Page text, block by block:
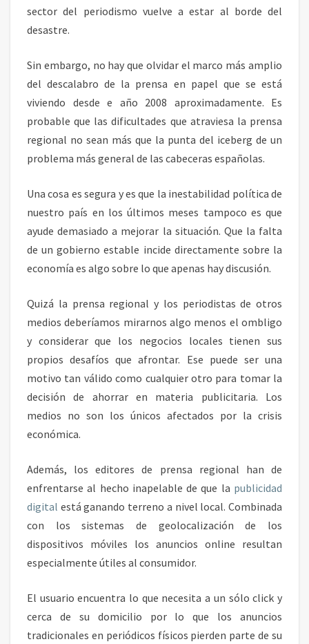
sector del periodismo vuelve a estar al borde del
desastre.
Sin embargo, no hay que olvidar el marco más amplio
del descalabro de la prensa en papel que se está
viviendo desde e año 2008 aproximadamente. Es
probable que las dificultades que atraviesa la prensa
regional no sean más que la punta del iceberg de un
problema más general de las cabeceras españolas.
Una cosa es segura y es que la inestabilidad política de
nuestro país en los últimos meses tampoco es que
ayude demasiado a mejorar la situación. Que la falta
de un gobierno estable incide directamente sobre la
economía es algo sobre lo que apenas hay discusión.
Quizá la prensa regional y los periodistas de otros
medios deberíamos mirarnos algo menos el ombligo
y considerar que los negocios locales tienen sus
propios desafíos que afrontar. Ese puede ser una
motivo tan válido como cualquier otro para tomar la
decisión de ahorrar en materia publicitaria. Los
medios no son los únicos afectados por la crisis
económica.
Además, los editores de prensa regional han de
enfrentarse al hecho inapelable de que la publicidad
digital está ganando terreno a nivel local. Combinada
con los sistemas de geolocalización de los
dispositivos móviles los anuncios online resultan
especialmente útiles al consumidor.
El usuario encuentra lo que necesita a un sólo click y
cerca de su domicilio por lo que los anuncios
tradicionales en periódicos físicos pierden parte de su